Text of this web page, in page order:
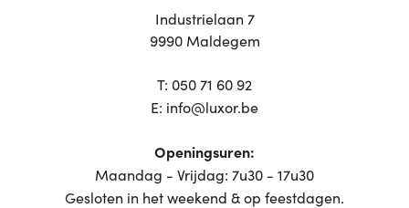
Industrielaan 7
9990 Maldegem
T: 050 71 60 92
E: info@luxor.be
Openingsuren:
Maandag - Vrijdag: 7u30 - 17u30
Gesloten in het weekend & op feestdagen.